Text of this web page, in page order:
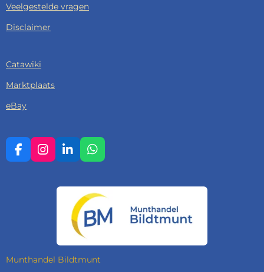
Veelgestelde vragen
Disclaimer
Catawiki
Marktplaats
eBay
F
A
I
N
L
I
K
D
N
W
H
T
S
A
P
Munthandel Bildtmunt